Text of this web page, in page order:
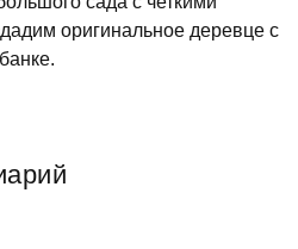
оригинальное деревце с